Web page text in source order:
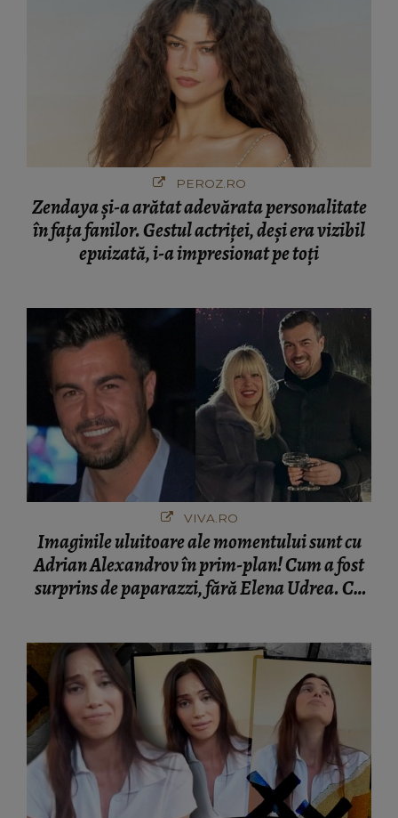
PEROZ.RO
Zendaya și-a arătat adevărata personalitate
în fața fanilor. Gestul actriței, deși era vizibil
epuizată, i-a impresionat pe toți
VIVA.RO
Imaginile uluitoare ale momentului sunt cu
Adrian Alexandrov în prim-plan! Cum a fost
surprins de paparazzi, fără Elena Udrea. Cu